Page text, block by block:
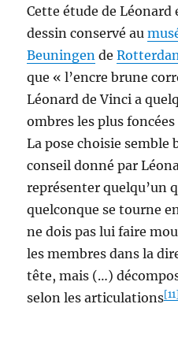
Cette étude de Léonard
dessin conservé au
Beuningen de
que « l’encre brune
Léonard de Vinci a
ombres les plus
La pose choisie semble
conseil donné par
représenter quelqu’un
quelconque se tourne
ne dois pas lui faire
les membres dans la
tête, mais (…)
selon les articulations[11]